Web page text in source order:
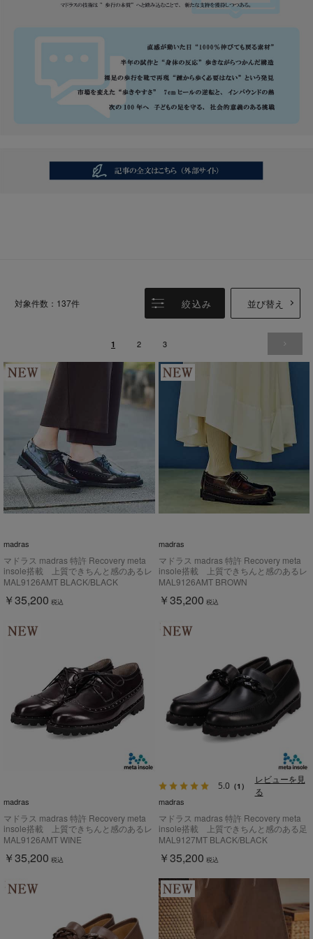
対象件数：137件 絞込み 並び替え
1 2 3
madras
マドラス madras 特許 Recovery meta
insole搭載 上質できちんと感のあるレ
ースアップシューズ MAL9126AMT
MAL9126AMT BLACK/BLACK
￥35,200 税込
madras
マドラス madras 特許 Recovery meta
insole搭載 上質できちんと感のあるレ
ースアップシューズ MAL9126AMT
MAL9126AMT BROWN
￥35,200 税込
madras
マドラス madras 特許 Recovery meta
insole搭載 上質できちんと感のあるレ
ースアップシューズ MAL9126AMT
MAL9126AMT WINE
￥35,200 税込
5.0（1）
レビューを見
る
madras
マドラス madras 特許 Recovery meta
insole搭載 上質できちんと感のある足
元が華やぐビットローファー
MAL9127MT BLACK/BLACK
￥35,200 税込